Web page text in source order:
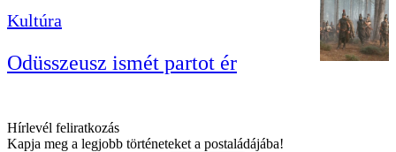
Kultúra
Odüsszeusz ismét partot ér
Hírlevél feliratkozás
Kapja meg a legjobb történeteket a postaládájába!